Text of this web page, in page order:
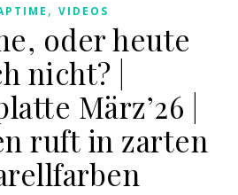
, VIDEOS
oder heute
nicht? |
März’26 |
ruft in zarten